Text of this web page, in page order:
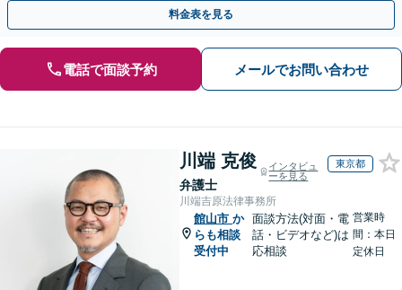
料金表を見る
電話で面談予約 メールでお問い合わせ
川端 克俊
弁護士
インタビュ
ーを見る
東京都
川端吉原法律事務所
館山市 か
らも相談
受付中
面談方法(対面・電
話・ビデオなど)は
応相談
営業時
間：本日
定休日